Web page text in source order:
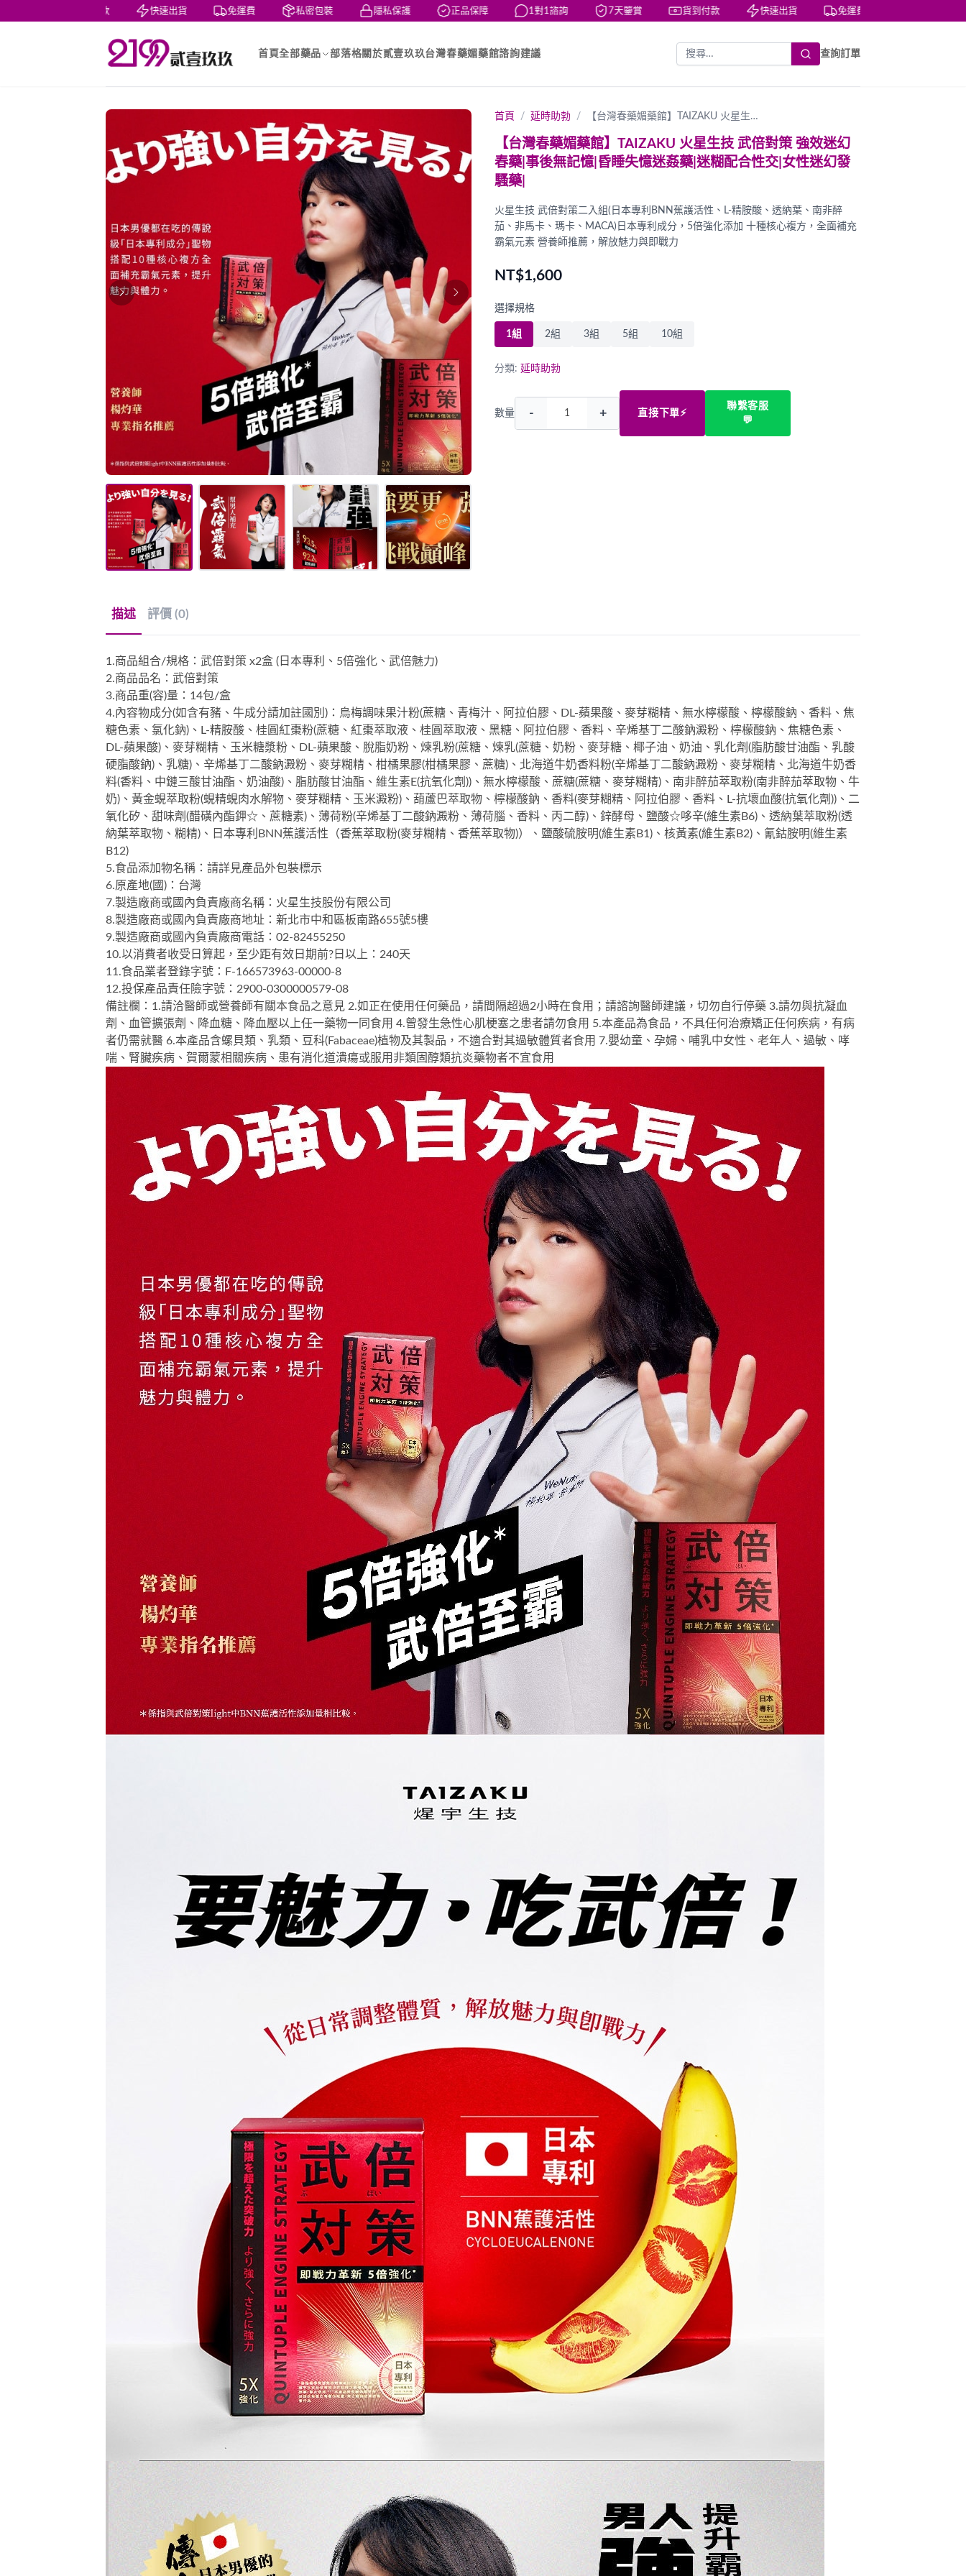
快速出貨 免運費 私密包裝 隱私保護 正品保障 1對1諮詢 7天鑒賞 貨到付款 快速出貨 免運費
首頁全部藥品 部落格關於貳壹玖玖台灣春藥媚藥館諮詢建議 查詢訂單
首頁 延時助勃 【台灣春藥媚藥館】TAIZAKU 火星生…
【台灣春藥媚藥館】TAIZAKU 火星生技 武倍對策 強效迷幻
春藥|事後無記憶|昏睡失憶迷姦藥|迷糊配合性交|女性迷幻發
騷藥|
火星生技 武倍對策二入組(日本專利BNN蕉護活性、L-精胺酸、透納葉、南非醉
茄、非馬卡、瑪卡、MACA)日本專利成分，5倍強化添加 十種核心複方，全面補充
霸氣元素 營養師推薦，解放魅力與即戰力
NT$1,600
選擇規格
1組 2組 3組 5組 10組
分類: 延時助勃
數量 - + 直接下單⚡
聯繫客服
💬
描述 評價 (0)
1.商品組合/規格：武倍對策 x2盒 (日本專利、5倍強化、武倍魅力)
2.商品品名：武倍對策
3.商品重(容)量：14包/盒
4.內容物成分(如含有豬、牛成分請加註國別)：烏梅調味果汁粉(蔗糖、青梅汁、阿拉伯膠、DL-蘋果酸、麥芽糊精、無水檸檬酸、檸檬酸鈉、香料、焦
糖色素、氯化鈉)、L-精胺酸、桂圓紅棗粉(蔗糖、紅棗萃取液、桂圓萃取液、黑糖、阿拉伯膠、香料、辛烯基丁二酸鈉澱粉、檸檬酸鈉、焦糖色素、
DL-蘋果酸)、麥芽糊精、玉米糖漿粉、DL-蘋果酸、脫脂奶粉、煉乳粉(蔗糖、煉乳(蔗糖、奶粉、麥芽糖、椰子油、奶油、乳化劑(脂肪酸甘油酯、乳酸
硬脂酸鈉)、乳糖)、辛烯基丁二酸鈉澱粉、麥芽糊精、柑橘果膠(柑橘果膠、蔗糖)、北海道牛奶香料粉(辛烯基丁二酸鈉澱粉、麥芽糊精、北海道牛奶香
料(香料、中鏈三酸甘油酯、奶油酸)、脂肪酸甘油酯、維生素E(抗氧化劑))、無水檸檬酸、蔗糖(蔗糖、麥芽糊精)、南非醉茄萃取粉(南非醉茄萃取物、牛
奶)、黃金蜆萃取粉(蜆精蜆肉水解物、麥芽糊精、玉米澱粉)、葫蘆巴萃取物、檸檬酸鈉、香料(麥芽糊精、阿拉伯膠、香料、L-抗壞血酸(抗氧化劑))、二
氧化矽、甜味劑(醋磺內酯鉀☆、蔗糖素)、薄荷粉(辛烯基丁二酸鈉澱粉、薄荷腦、香料、丙二醇)、鋅酵母、鹽酸☆哆辛(維生素B6)、透納葉萃取粉(透
納葉萃取物、糊精)、日本專利BNN蕉護活性（香蕉萃取粉(麥芽糊精、香蕉萃取物)）、鹽酸硫胺明(維生素B1)、核黃素(維生素B2)、氰鈷胺明(維生素
B12)
5.食品添加物名稱：請詳見產品外包裝標示
6.原產地(國)：台灣
7.製造廠商或國內負責廠商名稱：火星生技股份有限公司
8.製造廠商或國內負責廠商地址：新北市中和區板南路655號5樓
9.製造廠商或國內負責廠商電話：02-82455250
10.以消費者收受日算起，至少距有效日期前?日以上：240天
11.食品業者登錄字號：F-166573963-00000-8
12.投保產品責任險字號：2900-0300000579-08
備註欄：1.請洽醫師或營養師有關本食品之意見 2.如正在使用任何藥品，請間隔超過2小時在食用；請諮詢醫師建議，切勿自行停藥 3.請勿與抗凝血
劑、血管擴張劑、降血糖、降血壓以上任一藥物一同食用 4.曾發生急性心肌梗塞之患者請勿食用 5.本產品為食品，不具任何治療矯正任何疾病，有病
者仍需就醫 6.本產品含螺貝類、乳類、豆科(Fabaceae)植物及其製品，不適合對其過敏體質者食用 7.嬰幼童、孕婦、哺乳中女性、老年人、過敏、哮
喘、腎臟疾病、賀爾蒙相關疾病、患有消化道潰瘍或服用非類固醇類抗炎藥物者不宜食用